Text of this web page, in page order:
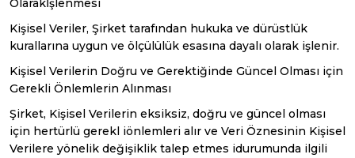
Olarakİşlenmesi
Kişisel Veriler, Şirket tarafından hukuka ve dürüstlük
kurallarına uygun ve ölçülülük esasına dayalı olarak işlenir.
Kişisel Verilerin Doğru ve Gerektiğinde Güncel Olması için
Gerekli Önlemlerin Alınması
Şirket, Kişisel Verilerin eksiksiz, doğru ve güncel olması
için hertürlü gerekl iönlemleri alır ve Veri Öznesinin Kişisel
Verilere yönelik değişiklik talep etmes idurumunda ilgili